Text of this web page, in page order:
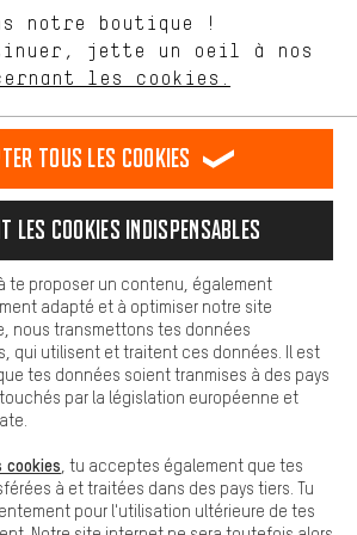
english
EN Deutsch español
Communauté d'Aix-la-Chapelle
Mentions Légales Protection des données
de vente Plateforme d'Alerte
Corepile Paramètres de cookies
Modifier le contraste
en euros (MwSt hors) plus les
pour la livraison versÉtats-Unis.
notre boutique !
jette un oeil à nos
les cookies.
à ton comportement d'achat.
Avec les cookies de confort, nous
mettre à ta disposition d'autres contenus et
De plus, tu as la possibilité d'utiliser des
produits. Par exemple, nous proposons une
garantissent que tu puisses utiliser les
site web.
tous les cookies
les cookies indispensables
te proposer un contenu, également
adapté et à optimiser notre site
nous transmettons tes données
qui utilisent et traitent ces données. Il est
tes données soient tranmises à des pays
par la législation européenne et
, tu acceptes également que tes
à et traitées dans des pays tiers. Tu
pour l'utilisation ultérieure de tes